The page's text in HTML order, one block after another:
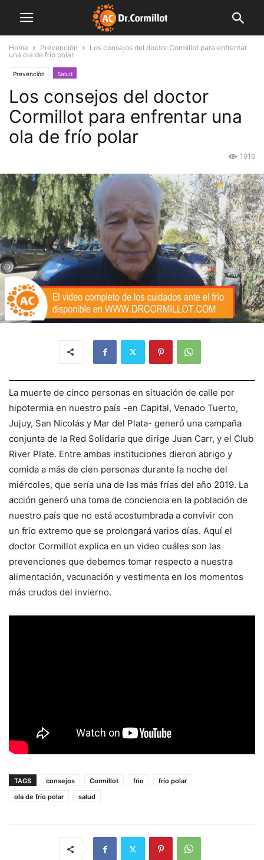
Home Prevención
Los consejos del doctor Cormillot para enfrentar
una ola de frío polar
Prevención Salud
Los consejos del doctor
Cormillot para enfrentar una
ola de frío polar
1916
La muerte de cinco personas en situación de calle por
hipotermia en nuestro país -en Capital, Venado Tuerto,
Jujuy, San Nicolás y Mar del Plata- generó una campaña
conjunta de la Red Solidaria que dirige Juan Carr, y el Club
River Plate. Entre ambas instituciones dieron abrigo y
comida a más de cien personas durante la noche del
miércoles, que sería una de las más frías del año 2019. La
acción generó una toma de conciencia en la población de
nuestro país que no está acostumbrada a convivir con
un frío extremo que se prolongará varios días. Aquí el
doctor Cormillot explica en un video cuáles son las
prevenciones que debemos tomar respecto a nuestra
alimentación, vacunación y vestimenta en los momentos
más crudos del invierno.
TAGS consejos Cormillot frio
frío polar
ola de frío polar
salud